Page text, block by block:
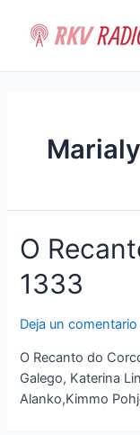
contenido
O
1333
Deja un comentario
O Recanto do
Galego, Katerina
Alanko,Kimmo